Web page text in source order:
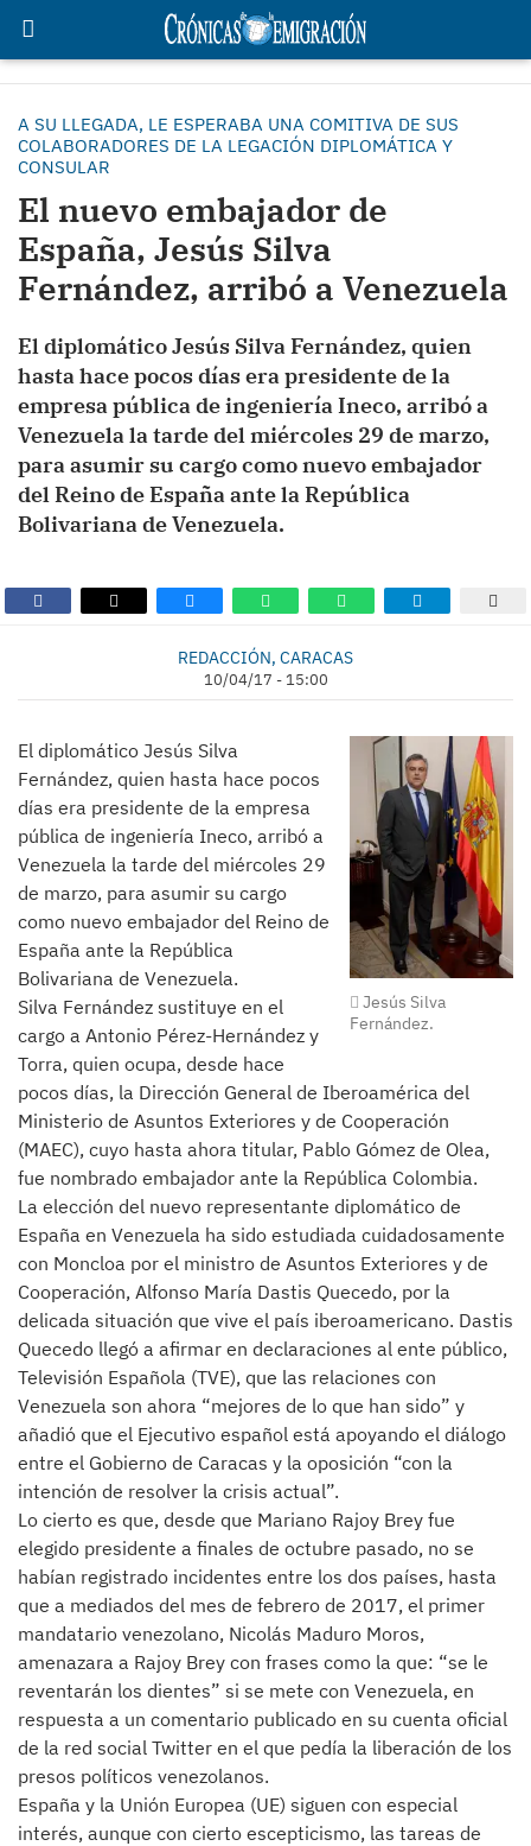
A SU LLEGADA, LE ESPERABA UNA COMITIVA DE SUS
COLABORADORES DE LA LEGACIÓN DIPLOMÁTICA Y
CONSULAR
El nuevo embajador de
España, Jesús Silva
Fernández, arribó a Venezuela
El diplomático Jesús Silva Fernández, quien
hasta hace pocos días era presidente de la
empresa pública de ingeniería Ineco, arribó a
Venezuela la tarde del miércoles 29 de marzo,
para asumir su cargo como nuevo embajador
del Reino de España ante la República
Bolivariana de Venezuela.
REDACCIÓN, CARACAS
10/04/17 - 15:00
Jesús Silva
Fernández.
El diplomático Jesús Silva
Fernández, quien hasta hace pocos
días era presidente de la empresa
pública de ingeniería Ineco, arribó a
Venezuela la tarde del miércoles 29
de marzo, para asumir su cargo
como nuevo embajador del Reino de
España ante la República
Bolivariana de Venezuela.
Silva Fernández sustituye en el
cargo a Antonio Pérez-Hernández y
Torra, quien ocupa, desde hace
pocos días, la Dirección General de Iberoamérica del
Ministerio de Asuntos Exteriores y de Cooperación
(MAEC), cuyo hasta ahora titular, Pablo Gómez de Olea,
fue nombrado embajador ante la República Colombia.
La elección del nuevo representante diplomático de
España en Venezuela ha sido estudiada cuidadosamente
con Moncloa por el ministro de Asuntos Exteriores y de
Cooperación, Alfonso María Dastis Quecedo, por la
delicada situación que vive el país iberoamericano. Dastis
Quecedo llegó a afirmar en declaraciones al ente público,
Televisión Española (TVE), que las relaciones con
Venezuela son ahora “mejores de lo que han sido” y
añadió que el Ejecutivo español está apoyando el diálogo
entre el Gobierno de Caracas y la oposición “con la
intención de resolver la crisis actual”.
Lo cierto es que, desde que Mariano Rajoy Brey fue
elegido presidente a finales de octubre pasado, no se
habían registrado incidentes entre los dos países, hasta
que a mediados del mes de febrero de 2017, el primer
mandatario venezolano, Nicolás Maduro Moros,
amenazara a Rajoy Brey con frases como la que: “se le
reventarán los dientes” si se mete con Venezuela, en
respuesta a un comentario publicado en su cuenta oficial
de la red social Twitter en el que pedía la liberación de los
presos políticos venezolanos.
España y la Unión Europea (UE) siguen con especial
interés, aunque con cierto escepticismo, las tareas de